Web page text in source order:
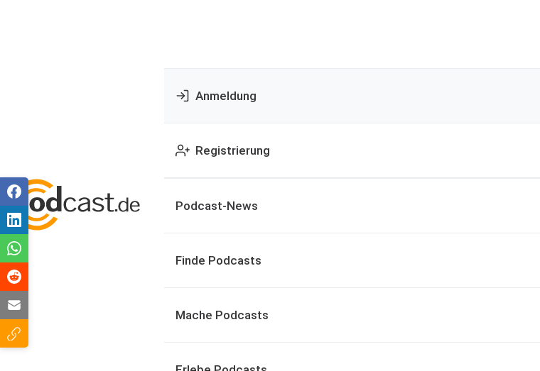
Anmeldung
Registrierung
Podcast-News
Finde Podcasts
Mache Podcasts